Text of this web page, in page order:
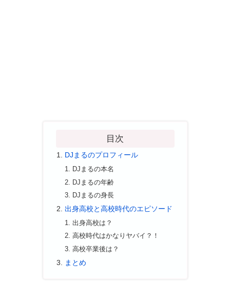
目次
DJまるのプロフィール
DJまるの本名
DJまるの年齢
DJまるの身長
出身高校と高校時代のエピソード
出身高校は？
高校時代はかなりヤバイ？！
高校卒業後は？
まとめ